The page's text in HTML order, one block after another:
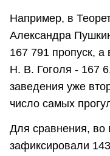
Например, в
Александра
167 791 пропуск, а
Н. В. Гоголя - 167
заведения уже
число самых
Для сравнения, во
зафиксировали